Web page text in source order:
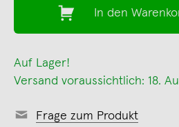
In den
Auf Lager!
Versand voraussichtlich: 18.
Frage zum Produkt